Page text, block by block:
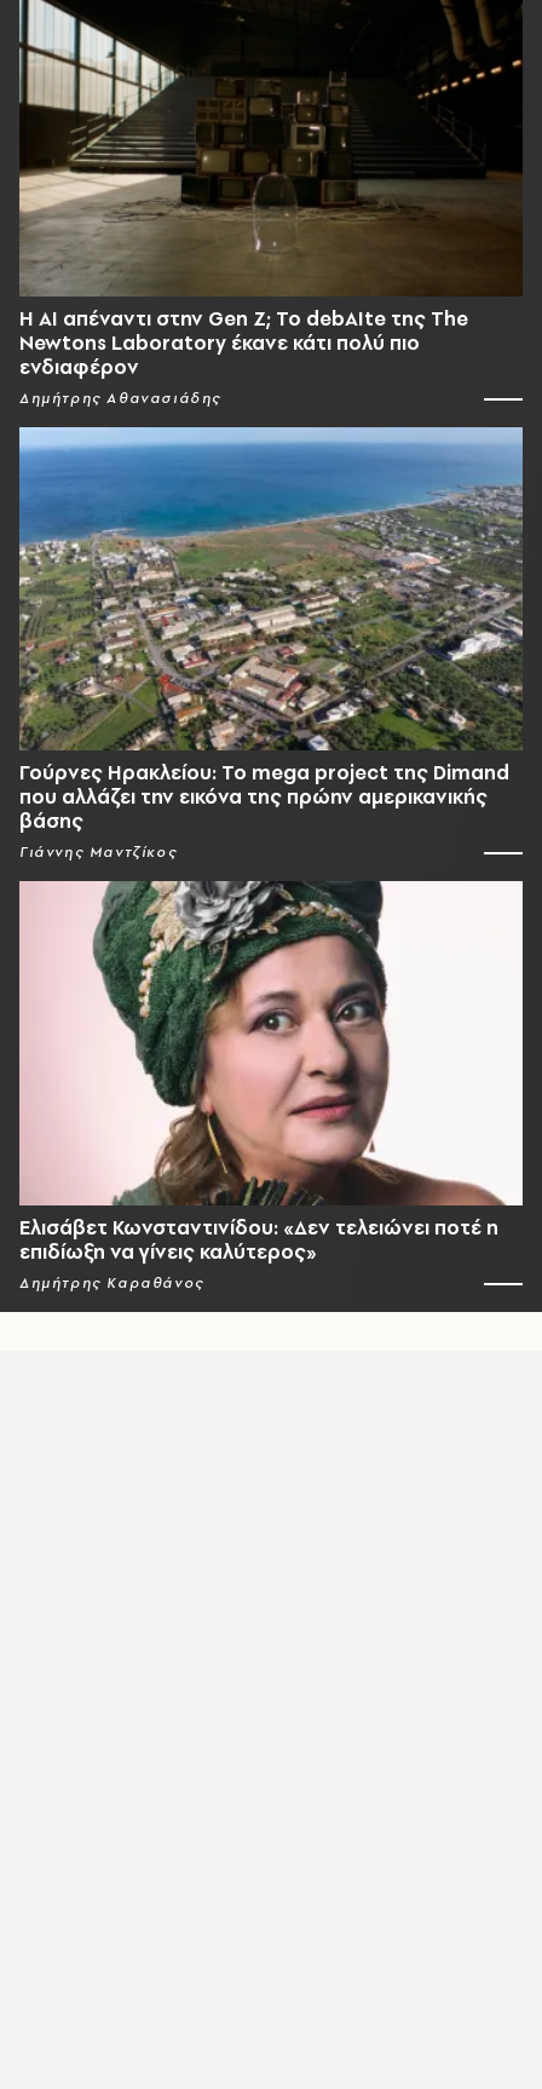
Η AI απέναντι στην Gen Z; Το debAIte της The
Newtons Laboratory έκανε κάτι πολύ πιο
ενδιαφέρον
Δημήτρης Αθανασιάδης
Γούρνες Ηρακλείου: To mega project της Dimand
που αλλάζει την εικόνα της πρώην αμερικανικής
βάσης
Γιάννης Μαντζίκος
Ελισάβετ Κωνσταντινίδου: «Δεν τελειώνει ποτέ η
επιδίωξη να γίνεις καλύτερος»
Δημήτρης Καραθάνος